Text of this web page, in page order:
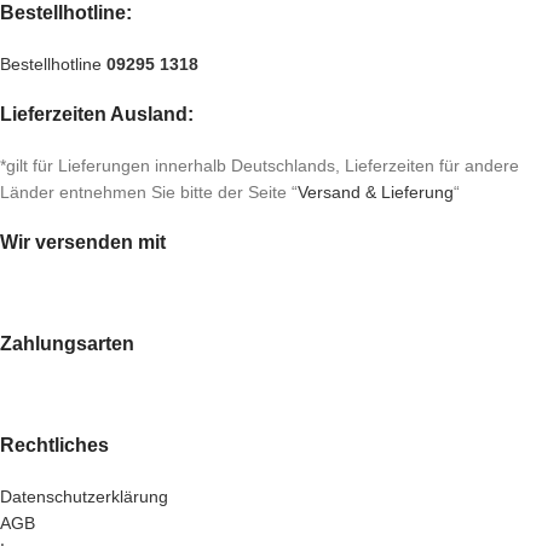
Bestellhotline:
Bestellhotline 09295 1318
Lieferzeiten Ausland:
*gilt für Lieferungen innerhalb Deutschlands, Lieferzeiten für andere
Länder entnehmen Sie bitte der Seite “Versand & Lieferung“
Wir versenden mit
Zahlungsarten
Rechtliches
Datenschutzerklärung
AGB